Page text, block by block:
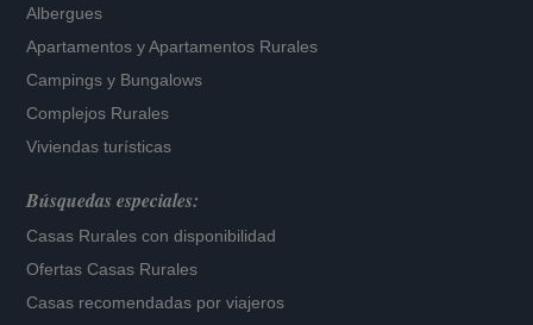
Albergues
Apartamentos yApartamentos Rurales
Campings y Bungalows
Complejos Rurales
Viviendas turísticas
Búsquedas especiales:
Casas Rurales con disponibilidad
Ofertas Casas Rurales
Casas recomendadas por viajeros